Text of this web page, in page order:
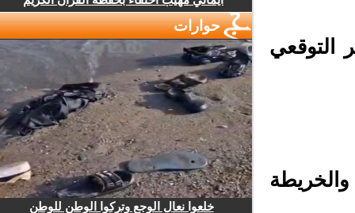
حوارات
خلعوا نعال الوجع وتركوا الوطن للوطن